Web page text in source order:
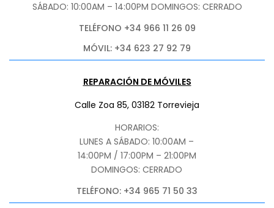
SÁBADO: 10:00AM – 14:00PM DOMINGOS: CERRADO
TELÉFONO +34 966 11 26 09
MÓVIL: +34 623 27 92 79
REPARACIÓN DE MÓVILES
Calle Zoa 85, 03182 Torrevieja
HORARIOS:
LUNES A SÁBADO: 10:00AM –
14:00PM / 17:00PM – 21:00PM
DOMINGOS: CERRADO
TELÉFONO: +34 965 71 50 33